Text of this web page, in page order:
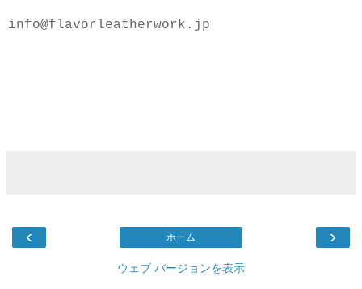
info@flavorleatherwork.jp
‹ ›
ホーム
ウェブ バージョンを表示